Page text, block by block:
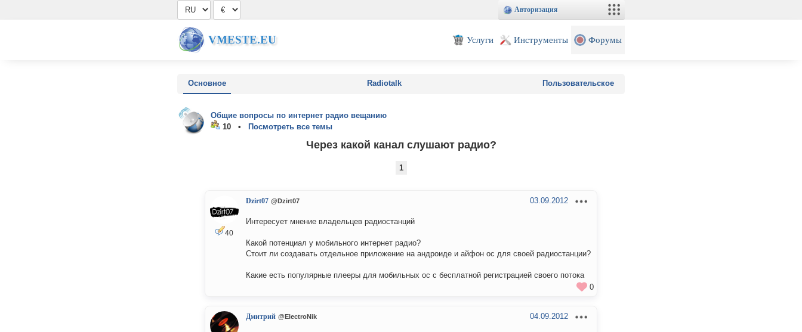
Авторизация
VMESTE.EU Услуги Инструменты Форумы
Основное Radiotalk Пользовательское
Общие вопросы по интернет радио вещанию
10 •
Посмотреть все темы
Через какой канал слушают радио?
1
40
Dzirt07 @Dzirt07 03.09.2012
Интересует мнение владельцев радиостанций
Какой потенциал у мобильного интернет радио?
Стоит ли создавать отдельное приложение на андроиде и айфон ос для своей радиостанции?
Какие есть популярные плееры для мобильных ос с бесплатной регистрацией своего потока
0
Дмитрий @ElectroNik 04.09.2012